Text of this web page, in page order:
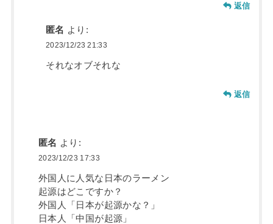
返信
匿名 より:
2023/12/23 21:33
それなオブそれな
返信
匿名 より:
2023/12/23 17:33
外国人に人気な日本のラーメン
起源はどこですか？
外国人「日本が起源かな？」
日本人「中国が起源」